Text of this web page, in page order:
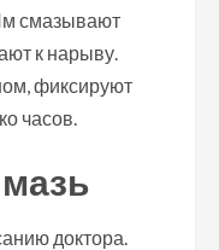
смазывают
к нарыву.
фиксируют
часов.
доктора.